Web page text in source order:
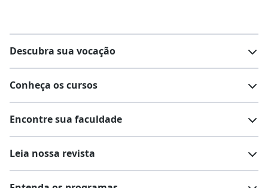
Descubra sua vocação
Conheça os cursos
Encontre sua faculdade
Leia nossa revista